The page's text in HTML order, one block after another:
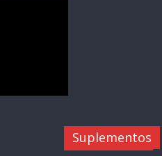
Suplementos